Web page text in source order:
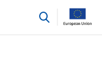
przejdź